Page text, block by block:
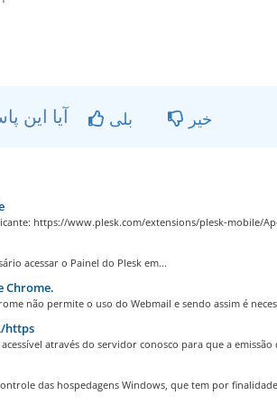
آیا این پاسخ به شما کمک کرد؟ بلی خیر
https://www.plesk.com/extensions/plesk-mobile/
acessar o Painel do Plesk em...
Chrome.
não permite o uso do Webmail e sendo assim é
https
através do servidor conosco para que a emissão
das hospedagens Windows, que tem por